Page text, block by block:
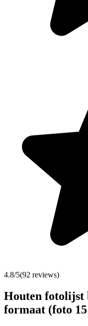
4.8/5(92 reviews)
Houten
formaat (foto